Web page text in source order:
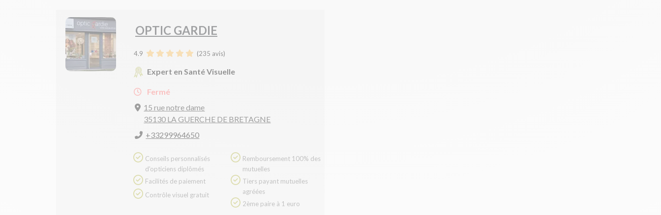
OPTIC GARDIE
4.9 (235 avis)
Expert en Santé Visuelle
Fermé
15 rue notre dame
35130 LA GUERCHE DE BRETAGNE
+33299964650
d'opticiens diplômés
Facilités de paiement
Contrôle visuel gratuit
mutuelles
agréées
2ème paire à 1 euro